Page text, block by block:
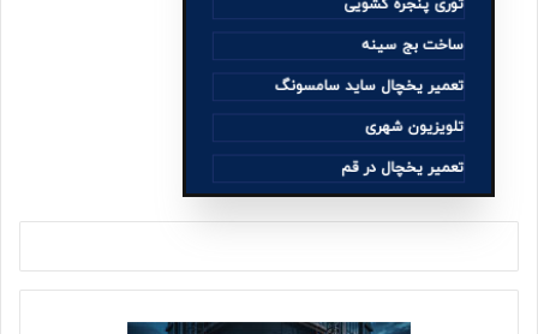
می‌تواند به شما کمک کند تا بیشترین تأثیر را در مورد مشتریان
خود داشته باشید و در نتیجه فروش خود را بالا ببرید.
با ارائه محصولات با کیفیت و اخذ بازخورد مشتریان، شما
می‌توانید مشتریان برگشتی بیشتری به خود جذب کنید و در نتیجه
6. تبلیغات قابل توجه:
توری پنجره کشویی
ساخت بج سینه
تعمیر یخچال ساید سامسونگ
تلویزیون شهری
تعمیر یخچال در قم